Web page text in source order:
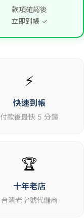
款項確認後
立即到帳 ✓
⚡
快速到帳
付款後最快 5 分鐘
🏆
十年老店
台灣老字號代儲商